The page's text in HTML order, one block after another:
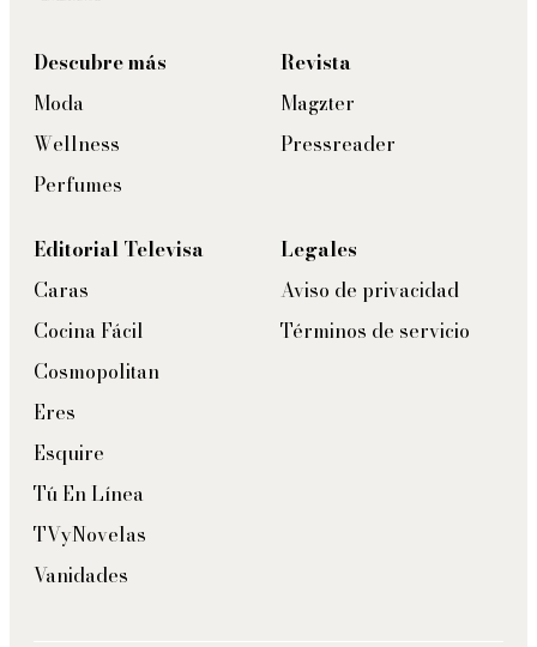
Descubre más
Moda
Wellness
Perfumes
Revista
Magzter
Pressreader
Editorial Televisa
Caras
Cocina Fácil
Cosmopolitan
Eres
Esquire
Tú En Línea
TVyNovelas
Vanidades
Legales
Aviso de privacidad
Términos de servicio